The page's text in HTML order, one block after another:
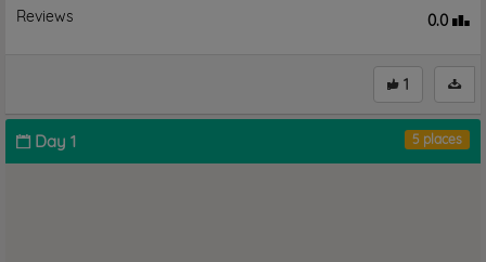
Reviews
0.0
1
Day 1 5 places